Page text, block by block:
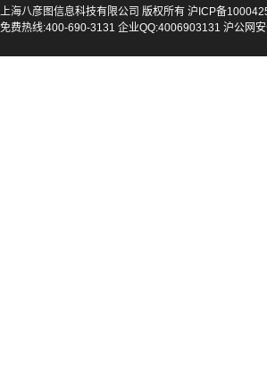
上海八彦图信息科技有限公司 版权所有 沪ICP备
免费热线:400-690-3131 企业QQ:4006903131 沪公网